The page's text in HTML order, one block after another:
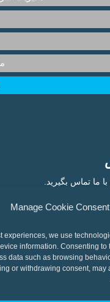
Manage Cookie Consent
experiences, we use
information. Consenting to
data such as browsing
or withdrawing consent, may
ما تماس بگیرید.
80 80